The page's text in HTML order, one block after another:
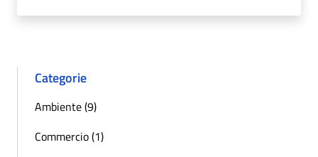
Categorie
Ambiente (9)
Commercio (1)